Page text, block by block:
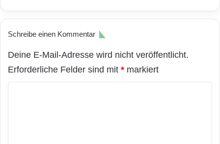
Schreibe einen Kommentar
Deine E-Mail-Adresse wird nicht veröffentlicht.
Erforderliche Felder sind mit * markiert